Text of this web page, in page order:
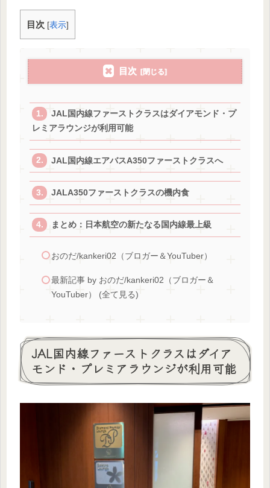
目次 [表示]
目次
JAL国内線ファーストクラスはダイアモンド・プ
レミアラウンジが利用可能
JAL国内線エアバスA350ファーストクラスへ
JALA350ファーストクラスの機内食
まとめ：日本航空の新たなる国内線最上級
おのだ/kankeri02（ブロガー＆YouTuber）
最新記事 by おのだ/kankeri02（ブロガー＆
YouTuber） (全て見る)
JAL国内線ファーストクラスはダイア
モンド・プレミアラウンジが利用可能